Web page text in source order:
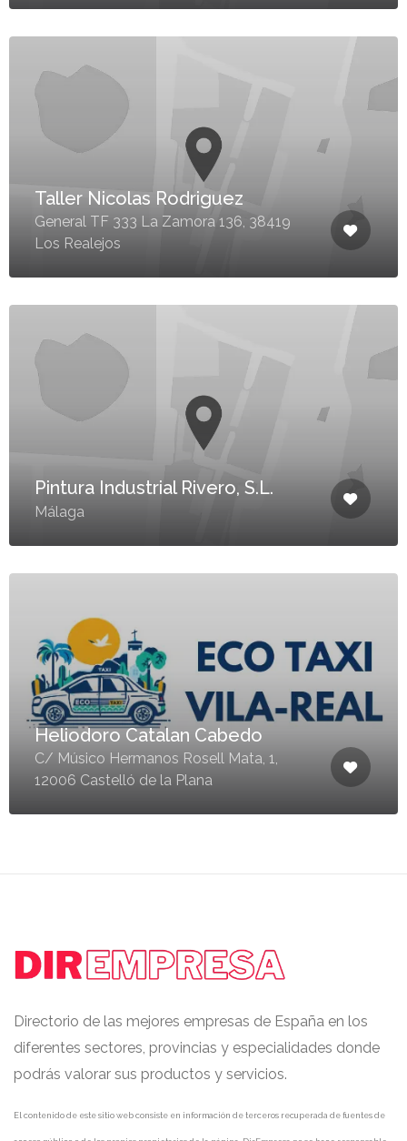
Taller Nicolas Rodriguez
General TF 333 La Zamora 136, 38419
Los Realejos
Pintura Industrial Rivero, S.L.
Málaga
Heliodoro Catalan Cabedo
C/ Músico Hermanos Rosell Mata, 1,
12006 Castelló de la Plana
Directorio de las mejores empresas de España en los
diferentes sectores, provincias y especialidades donde
podrás valorar sus productos y servicios.
El contenido de este sitio web consiste en información de terceros recuperada de fuentes de